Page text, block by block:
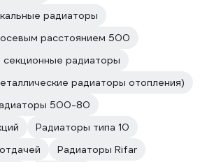
радиаторы
расстоянием 500
секционные радиаторы
радиаторы отопления)
500-80
Радиаторы типа 10
Радиаторы Rifar